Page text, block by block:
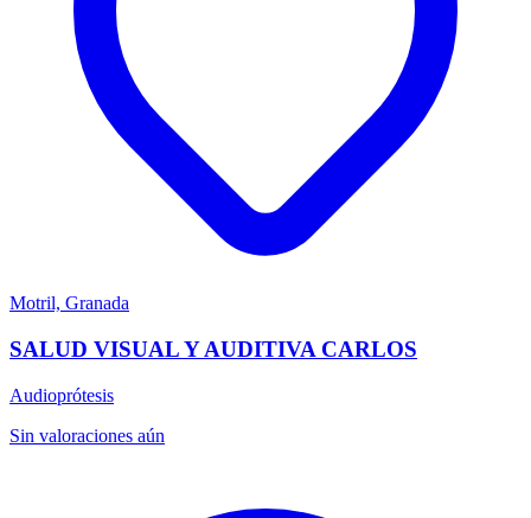
Motril, Granada
SALUD VISUAL Y AUDITIVA CARLOS
Audioprótesis
Sin valoraciones aún